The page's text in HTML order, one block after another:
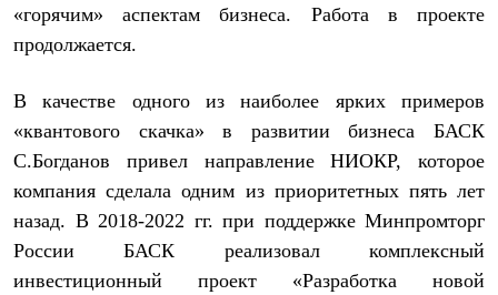
Перчатки и рукавицы
Перчатки
Рукавицы
Полезные аксессуары
Ремни
Шевроны
Термоковрики
Уход за одеждой
В Арктику
Коллекции
PEAK
«горячим» аспектам бизнеса. Работа в проекте
продолжается.
В качестве одного из наиболее ярких примеров
«квантового скачка» в развитии бизнеса БАСК
С.Богданов привел направление НИОКР, которое
компания сделала одним из приоритетных пять лет
назад. В 2018-2022 гг. при поддержке Минпромторг
России БАСК реализовал комплексный
инвестиционный проект «Разработка новой